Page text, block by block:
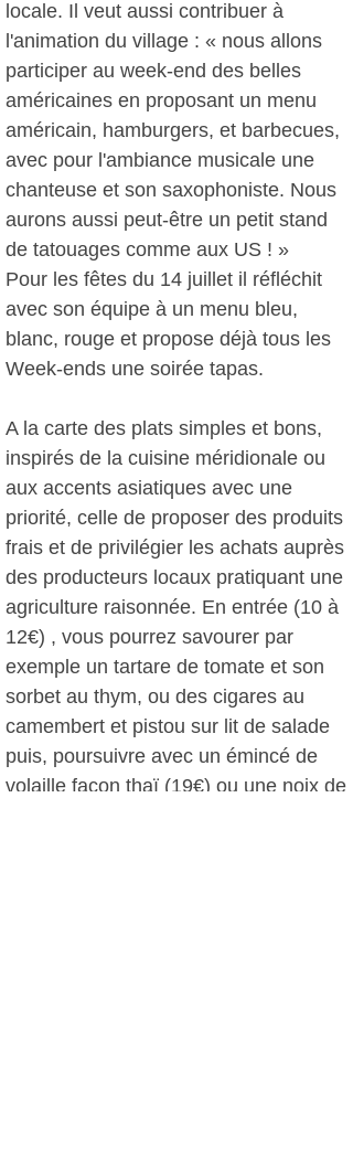
locale. Il veut aussi contribuer à
l'animation du village : « nous allons
participer au week-end des belles
américaines en proposant un menu
américain, hamburgers, et barbecues,
avec pour l'ambiance musicale une
chanteuse et son saxophoniste. Nous
aurons aussi peut-être un petit stand
de tatouages comme aux US ! »
Pour les fêtes du 14 juillet il réfléchit
avec son équipe à un menu bleu,
blanc, rouge et propose déjà tous les
Week-ends une soirée tapas.
A la carte des plats simples et bons,
inspirés de la cuisine méridionale ou
aux accents asiatiques avec une
priorité, celle de proposer des produits
frais et de privilégier les achats auprès
des producteurs locaux pratiquant une
agriculture raisonnée. En entrée (10 à
12€) , vous pourrez savourer par
exemple un tartare de tomate et son
sorbet au thym, ou des cigares au
camembert et pistou sur lit de salade
puis, poursuivre avec un émincé de
volaille façon thaï (19€) ou une noix de